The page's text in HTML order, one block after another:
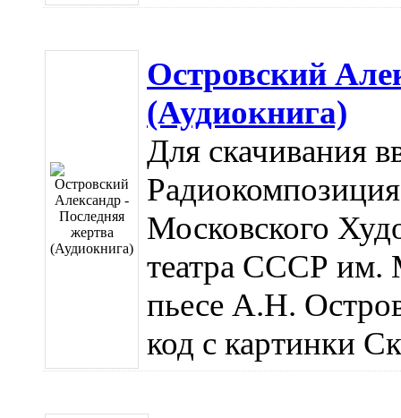
Островский
(Аудиокнига)
Для скачивания
Московского
театра СССР им.
пьесе А.Н.
код с картинки